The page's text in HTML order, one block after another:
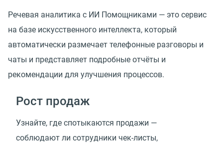
Речевая аналитика с ИИ Помощниками — это сервис
на базе искусственного интеллекта, который
автоматически размечает телефонные разговоры и
чаты и представляет подробные отчёты и
рекомендации для улучшения процессов.
Рост продаж
Узнайте, где спотыкаются продажи —
соблюдают ли сотрудники чек-листы,